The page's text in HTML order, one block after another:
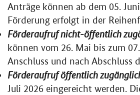
Anträge können ab dem 05.
Förderung erfolgt in der
Förderaufruf nicht-öffentlich
können vom 26. Mai bis zum
Anschluss und nach Abschluss
Förderaufruf öffentlich
Juli 2026 eingereicht werden.